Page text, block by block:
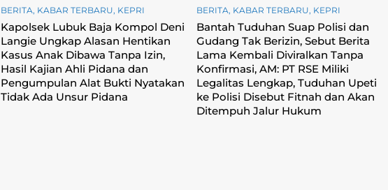
BERITA, KABAR TERBARU, KEPRI
Kapolsek Lubuk Baja Kompol Deni
Langie Ungkap Alasan Hentikan
Kasus Anak Dibawa Tanpa Izin,
Hasil Kajian Ahli Pidana dan
Pengumpulan Alat Bukti Nyatakan
Tidak Ada Unsur Pidana
BERITA, KABAR TERBARU, KEPRI
Bantah Tuduhan Suap Polisi dan
Gudang Tak Berizin, Sebut Berita
Lama Kembali Diviralkan Tanpa
Konfirmasi, ‎AM: PT RSE Miliki
Legalitas Lengkap, Tuduhan Upeti
ke Polisi Disebut Fitnah dan Akan
Ditempuh Jalur Hukum